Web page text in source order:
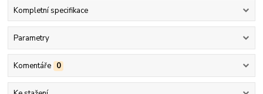
Kompletní specifikace
Parametry
Komentáře 0